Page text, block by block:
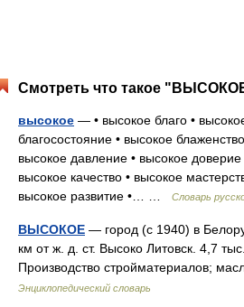
Смотреть что такое
высокое — • высокое благо •
благосостояние • высокое
высокое давление • высокое доверие
высокое качество • высокое
высокое развитие •… …
Словарь
ВЫСОКОЕ — город (с 1940) в
км от ж. д. ст. Высоко Литовск. 4,7
Производство стройматериалов;
Энциклопедический словарь